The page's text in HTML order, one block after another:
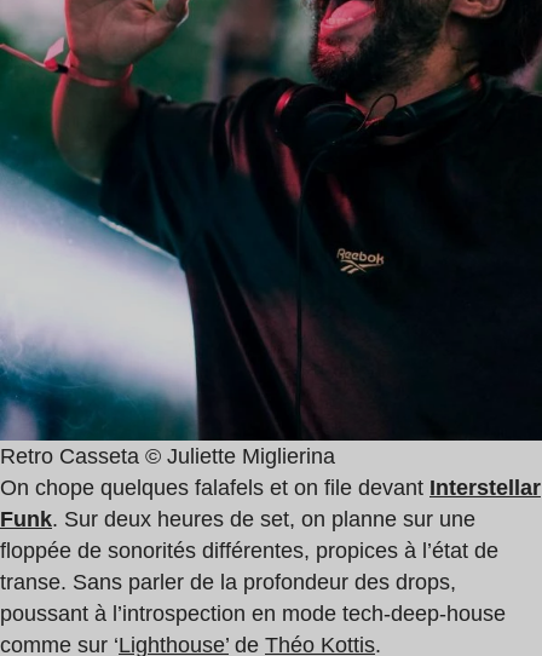
Retro Casseta © Juliette Miglierina
On chope quelques falafels et on file devant Interstellar
Funk. Sur deux heures de set, on planne sur une
floppée de sonorités différentes, propices à l’état de
transe. Sans parler de la profondeur des drops,
poussant à l’introspection en mode tech-deep-house
comme sur ‘Lighthouse’ de Théo Kottis.